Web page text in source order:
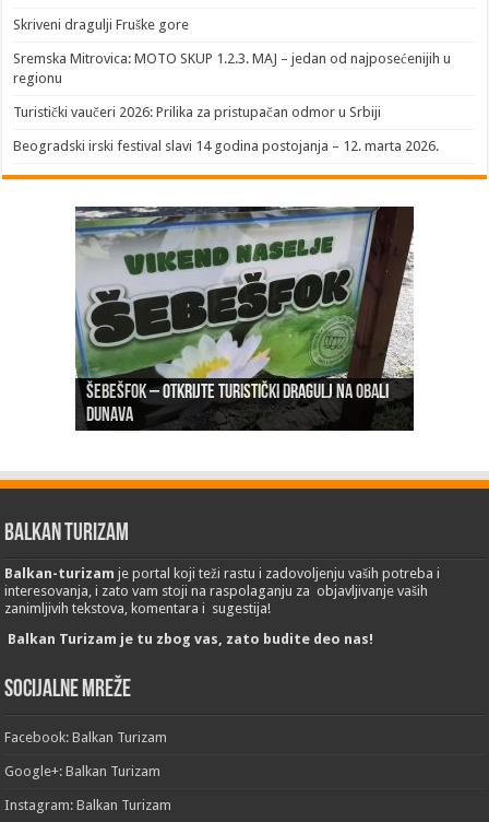
Skriveni dragulji Fruške gore
Sremska Mitrovica: MOTO SKUP 1.2.3. MAJ – jedan od najposećenijih u
regionu
Turistički vaučeri 2026: Prilika za pristupačan odmor u Srbiji
Beogradski irski festival slavi 14 godina postojanja – 12. marta 2026.
Šebešfok – Otkrijte turistički dragulj na obali
Dunava
Erdevik: Sremska kulenijada 8. juna
Pomerena kupališna sezona na Gradskoj plaži u
Sremskoj Mitrovici
Novi Sad: Exit festival od 6.do 9. jula
26. Međunarodni sajam turizma „EMITT 2023“
Balkan Turizam
Balkan-turizam je portal koji teži rastu i zadovoljenju vaših potreba i
interesovanja, i zato vam stoji na raspolaganju za objavljivanje vaših
zanimljivih tekstova, komentara i sugestija!
Balkan Turizam je tu zbog vas, zato budite deo nas!
Socijalne mreže
Facebook: Balkan Turizam
Google+: Balkan Turizam
Instagram: Balkan Turizam